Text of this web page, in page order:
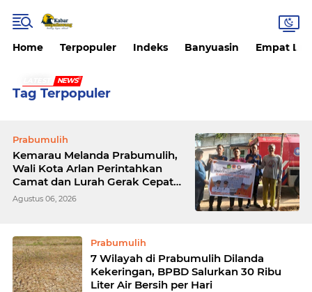
Home Terpopuler Indeks Banyuasin Empat
NEWS
Tag Terpopuler
Prabumulih
Kemarau Melanda Prabumulih,
Wali Kota Arlan Perintahkan
Camat dan Lurah Gerak Cepat
Salurkan Air Bersih
Agustus 06, 2026
Prabumulih
7 Wilayah di Prabumulih Dilanda
Kekeringan, BPBD Salurkan 30 Ribu
Liter Air Bersih per Hari